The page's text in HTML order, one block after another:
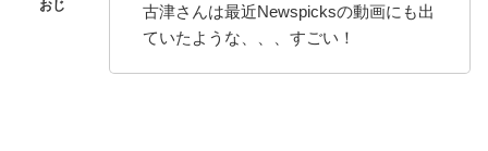
古津さんは最近Newspicksの動画にも出
ていたような、、、すごい！